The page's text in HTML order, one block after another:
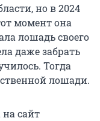
но в 2024
момент она
лошадь своего
даже забрать
Тогда
лошади.
сайт